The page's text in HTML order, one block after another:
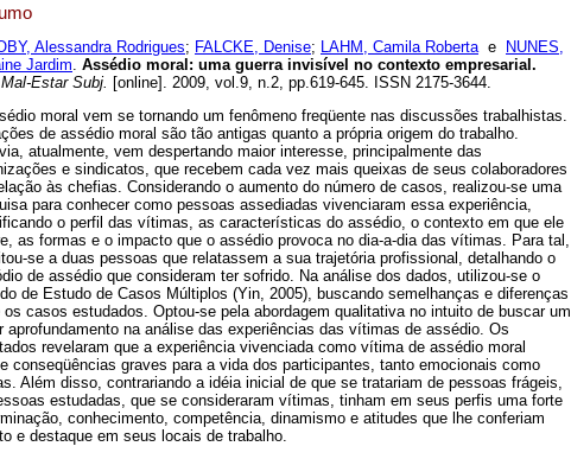
Alessandra Rodrigues; FALCKE, Denise; LAHM, Camila Robertae
NUNES,
Jardim. Assédio moral : uma guerra invisível no contexto empresarial .
Estar Subj. [online]. 2009, vol.9, n.2, pp.619-645. ISSN 2175-3644.
moral vem se tornando um fenômeno freqüente nas discussões trabalhistas.
de assédio moral são tão antigas quanto a própria origem do trabalho.
atualmente, vem despertando maior interesse, principalmente das
e sindicatos, que recebem cada vez mais queixas de seus colaboradores
às chefias. Considerando o aumento do número de casos, realizou-se uma
para conhecer como pessoas assediadas vivenciaram essa experiência,
o perfil das vítimas, as características do assédio, o contexto em que ele
as formas e o impacto que o assédio provoca no dia-a-dia das vítimas. Para tal,
se a duas pessoas que relatassem a sua trajetória profissional, detalhando o
de assédio que consideram ter sofrido. Na análise dos dados, utilizou-se o
de Estudo de Casos Múltiplos (Yin, 2005), buscando semelhanças e diferenças
os casos estudados. Optou-se pela abordagem qualitativa no intuito de buscar um
aprofundamento na análise das experiências das vítimas de assédio. Os
revelaram que a experiência vivenciada como vítima de assédio moral
conseqüências graves para a vida dos participantes, tanto emocionais como
Além disso, contrariando a idéia inicial de que se tratariam de pessoas frágeis,
estudadas, que se consideraram vítimas, tinham em seus perfis uma forte
conhecimento, competência, dinamismo e atitudes que lhe conferiam
e destaque em seus locais de trabalho.